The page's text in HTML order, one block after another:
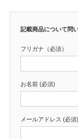
記載商品について問
フリガナ（必須）
お名前 (必須)
メールアドレス (必須)